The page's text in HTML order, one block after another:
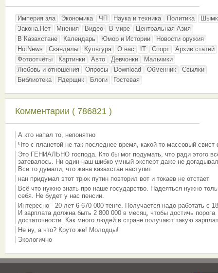
Империя зла Экономика ЧП Наука и техника Политика
Закона.Нет
Мнения Видео В мире
Центральная Азия
В Казахстане
Календарь Юмор и Истории
Новости оружия
HotNews
Скандалы Культура О нас IT Спорт
Архив статей
Фотоотчёты
Картинки Авто Девчонки
Мальчики
Любовь и отношения
Опросы Download Обменник
Ссылки
Библиотека
Ядерщик Блоги Гостевая
Комментарии ( 786821 )
А кто напал то, непонятно
Что с планетой не так последнее время, какой-то массовый свист
Это ГЕНИАЛЬНО господа. Кто бы мог подумать, что ради этого
затевалось. Ни один наш шибко умный эксперт даже не
Все то думали, что жана казахстан наступит
нан придумал этот трюк путин повторил вот и токаев не отстает
Всё что нужно знать про наше государство. Надеяться нужно
себя. Не будет у нас пенсии.
Интересно - 20 лет 6 670 000 тенге. Получается надо работать с
И зарплата должна быть 2 800 000 в месяц, чтобы достичь порога
достаточности. Как много людей в стране получают такую
Не ну, а что? Круто же! Молодцы!
Экологично